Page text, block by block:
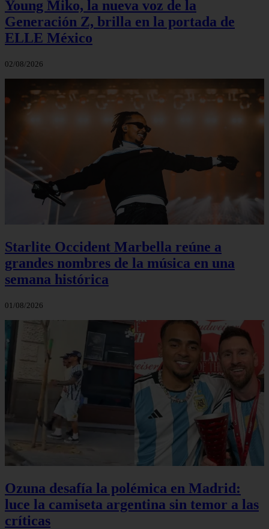
Young Miko, la nueva voz de la
Generación Z, brilla en la portada de
ELLE México
02/08/2026
Starlite Occident Marbella reúne a
grandes nombres de la música en una
semana histórica
01/08/2026
Ozuna desafía la polémica en Madrid:
luce la camiseta argentina sin temor a las
críticas